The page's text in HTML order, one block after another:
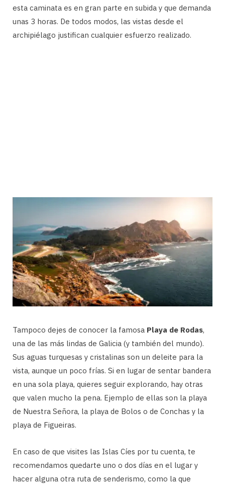
esta caminata es en gran parte en subida y que demanda
unas 3 horas. De todos modos, las vistas desde el
archipiélago justifican cualquier esfuerzo realizado.
Tampoco dejes de conocer la famosa Playa de Rodas,
una de las más lindas de Galicia (y también del mundo).
Sus aguas turquesas y cristalinas son un deleite para la
vista, aunque un poco frías. Si en lugar de sentar bandera
en una sola playa, quieres seguir explorando, hay otras
que valen mucho la pena. Ejemplo de ellas son la playa
de Nuestra Señora, la playa de Bolos o de Conchas y la
playa de Figueiras.
En caso de que visites las Islas Cíes por tu cuenta, te
recomendamos quedarte uno o dos días en el lugar y
hacer alguna otra ruta de senderismo, como la que